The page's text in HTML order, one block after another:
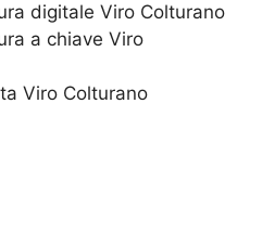
​digitale Viro Colturano
​a chiave Viro
Viro Colturano